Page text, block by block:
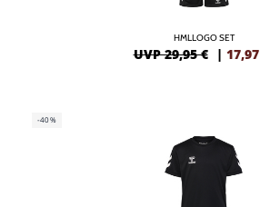
HMLLOGO SET
UVP 29,95 € | 17,97
-40%